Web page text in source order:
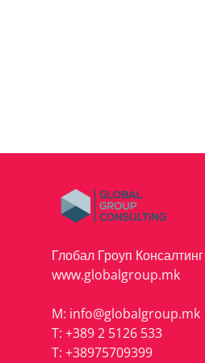
Глобал Гроуп Консалтинг
www.globalgroup.mk
M: info@globalgroup.mk
T: +389 2 5126 533
T: +38975709399